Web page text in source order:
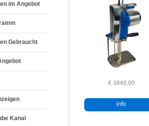
im Angebot
Gebraucht
Kanal
€ 3840,00
info